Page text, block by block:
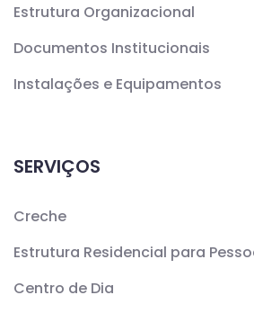
Estrutura Organizacional
Documentos Institucionais
Instalações e Equipamentos
SERVIÇOS
Creche
Estrutura Residencial para
Centro de Dia